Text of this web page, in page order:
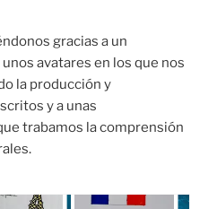
gracias a un
avatares en los que nos
la producción y
y a unas
trabamos la comprensión